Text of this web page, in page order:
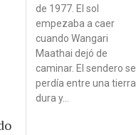
de 1977. El sol
empezaba a caer
cuando Wangari
Maathai dejó de
caminar. El sendero se
perdía entre una tierra
dura y…